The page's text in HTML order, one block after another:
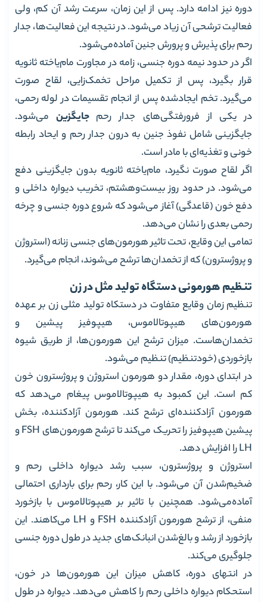
دوره نیز ادامه دارد. پس از این زمان، سرعت رشد آن کم، ولی
فعالیت ترشحی آن زیاد می‌شود. در نتیجه این فعالیت‌ها، جدار
رحم برای پذیرش و پرورش جنین آماده‌می‌شود.
اگر در حدود نیمه دوره جنسی، زامه در مجاورت مام‌یاخته ثانویه
قرار بگیرد، پس از تکمیل مراحل تخمک‌زایی، لقاح صورت
می‌گیرد. تخم ایجاد‌شده پس از انجام تقسیمات در لوله رحمی،
در یکی از فرورفتگی‌های جدار رحم جایگزینمی‌شود.
جایگزینی شامل نفوذ جنین به درون جدار رحم و ایحاد رابطه
خونی و تغذیه‌ای با مادر است.
اگر لقاح صورت نگیرد، مام‌یاخته ثانویه بدون جایگزینی دفع
می‌شود. در حدود روز بیست‌و‌هشتم، تخریب دیواره داخلی و
دفع خون (قاعدگی) آغاز می‌شود که شروع دوره جنسی و چرخه
رحمی بعدی را نشان می‌دهد.
تمامی این وقایع، تحت تاثیر هورمون‌های جنسی زنانه (استروژن
و پروژسترون) که از تخمدان‌ها ترشح می‌شوند، انجام می‌گیرد.
تنظیم هورمونی دستگاه تولید مثل در زن
تنظیم زمان وقایع متفاوت در دستکاه تولید مثلی زن بر عهده
هورمون‌های هیپوتالاموس، هیپوفیز پیشین و
تخمدان‌هاست. میزان ترشح این هورمون‌ها، از طریق شیوه
بازخوردی (خودتنظیم) تنظیم می‌شود.
در ابتدای دوره، مقدار دو هورمون استروژن و پروژسترون خون
کم است. این کمبود به هیپوتالاموس پیغام می‌دهد که
هورمون آزاد‌کننده‌ای ترشح کند. هورمون آزاد‌کننده، بخش
پیشین هیپوفیز را تحریک می‌کند تا ترشح هورمون‌های FSH و
LH را افزایش دهد.
استروژن و پروژسترون، سبب رشد دیواره داخلی رحم و
ضخیم‌شدن آن می‌شود. با این کار، رحم برای بارداری احتمالی
آماده‌می‌شود. همچنین با تاثیر بر هیپوتالاموس با بازخورد
منفی، از ترشح هورمون آزاد‌کننده FSH و LH می‌کاهند. این
بازخورد از رشد و بالغ‌شدن انبانک‌های جدید در طول دوره جنسی
جلوگیری می‌کند.
در انتهای دوره، کاهش میزان این هورمون‌ها در خون،
استحکام دیواره داخلی رحم را کاهش می‌دهد. دیواره در طول